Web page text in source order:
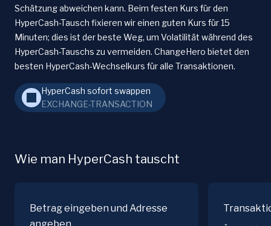
Schätzung abweichen kann. Beim festen Kurs für den
HyperCash-Tausch fixieren wir einen guten Kurs für 15
Minuten; dies ist der beste Weg, um Volatilität während des
HyperCash-Tauschs zu vermeiden. ChangeHero bietet den
besten HyperCash-Wechselkurs für alle Transaktionen.
HyperCash sofort swappen
EXCHANGE-TRANSACTION
Wie man HyperCash tauscht
Betrag eingeben und Adresse